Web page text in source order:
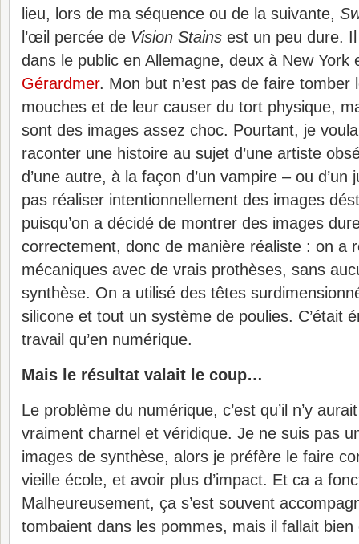
lieu, lors de ma séquence ou de la suivante,
l’œil percée de Vision Stains est un peu dure.
dans le public en Allemagne, deux à New
Gérardmer. Mon but n’est pas de faire tomber
mouches et de leur causer du tort physique,
sont des images assez choc. Pourtant, je
raconter une histoire au sujet d’une artiste
d’une autre, à la façon d’un vampire – ou d’un
pas réaliser intentionnellement des images
puisqu’on a décidé de montrer des images
correctement, donc de manière réaliste : on a
mécaniques avec de vrais prothèses, sans
synthèse. On a utilisé des têtes
silicone et tout un système de poulies. C’était
travail qu’en numérique.
Mais le résultat valait le coup…
Le problème du numérique, c’est qu’il n’y
vraiment charnel et véridique. Je ne suis pas
images de synthèse, alors je préfère le faire
vieille école, et avoir plus d’impact. Et ca a
Malheureusement, ça s’est souvent
tombaient dans les pommes, mais il fallait